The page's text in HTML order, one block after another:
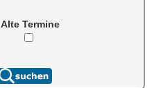
Alte Termine